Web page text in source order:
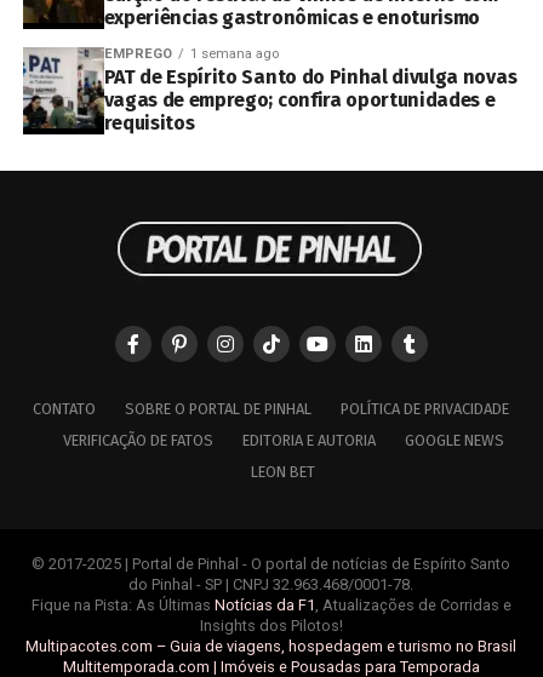
experiências gastronômicas e enoturismo
EMPREGO 1 semana ago
PAT de Espírito Santo do Pinhal divulga novas
vagas de emprego; confira oportunidades e
requisitos
CONTATO SOBRE O PORTAL DE PINHAL
POLÍTICA DE PRIVACIDADE
VERIFICAÇÃO DE FATOS
EDITORIA E AUTORIA
GOOGLE NEWS
LEON BET
© 2017-2025 | Portal de Pinhal - O portal de notícias de Espírito Santo
do Pinhal - SP | CNPJ 32.963.468/0001-78.
Fique na Pista: As Últimas Notícias da F1 , Atualizações de Corridas e
Insights dos Pilotos!
Multipacotes.com – Guia de viagens, hospedagem e turismo no Brasil
Multitemporada.com | Imóveis e Pousadas para Temporada